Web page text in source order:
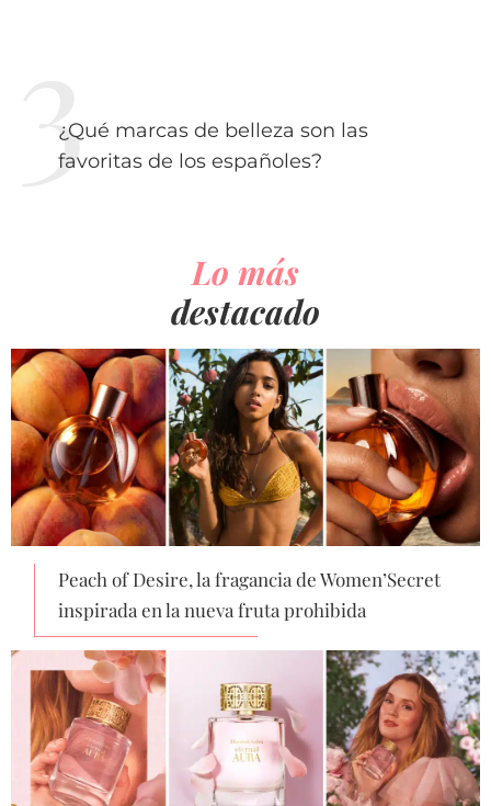
¿Qué marcas de belleza son las
favoritas de los españoles?
Lo más
destacado
Peach of Desire, la fragancia de Women’Secret
inspirada en la nueva fruta prohibida